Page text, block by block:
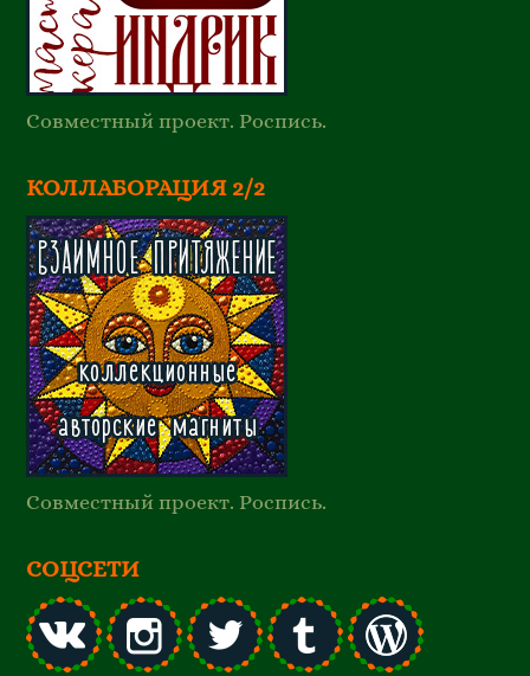
Совместный проект. Роспись.
КОЛЛАБОРАЦИЯ 2/2
Совместный проект. Роспись.
СОЦСЕТИ